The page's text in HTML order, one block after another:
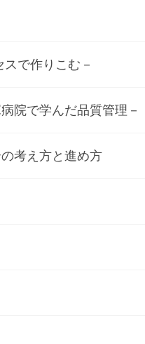
で作りこむ－
院で学んだ品質管理－
考え方と進め方